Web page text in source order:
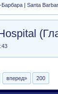
Барбара | Santa
вперед» 200